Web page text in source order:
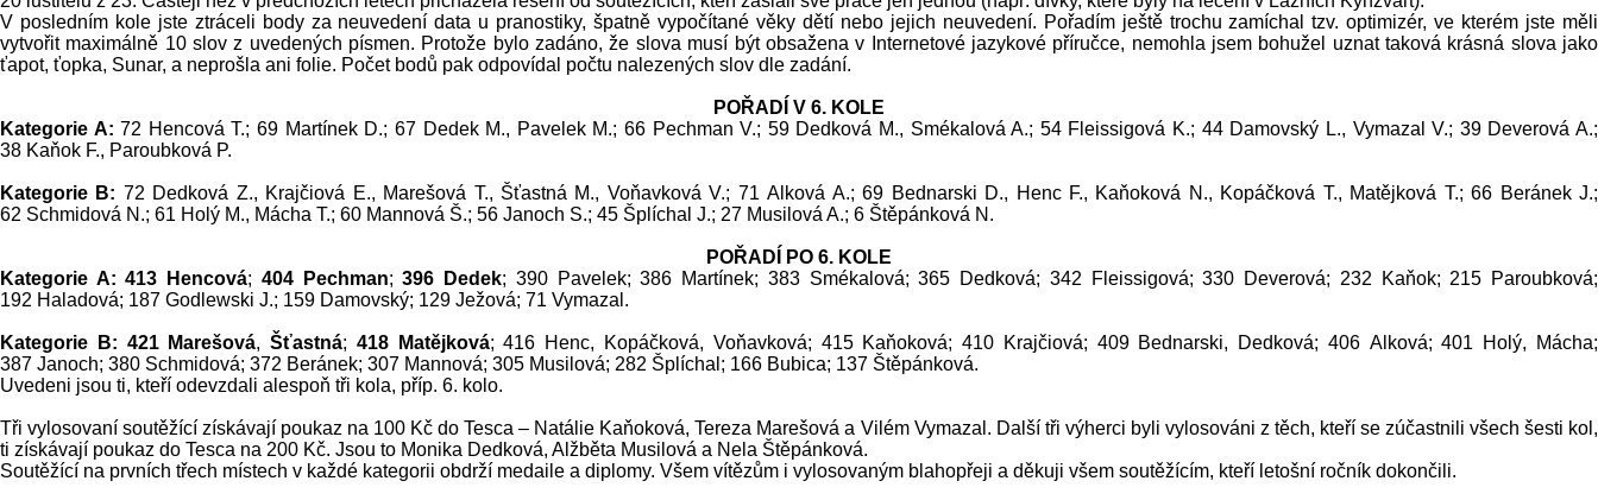
V posledním kole jste ztráceli body za neuvedení data u pranostiky, špatně vypočítané věky dětí nebo jejich neuvedení. Pořadím ještě trochu zamíchal tzv. optimizér, ve kterém jste měli
vytvořit maximálně 10 slov z uvedených písmen. Protože bylo zadáno, že slova musí být obsažena v Internetové jazykové příručce, nemohla jsem bohužel uznat taková krásná slova jako
ťapot, ťopka, Sunar, a neprošla ani folie. Počet bodů pak odpovídal počtu nalezených slov dle zadání.
POŘADÍ V 6. KOLE
Kategorie A: 72 Hencová T.; 69 Martínek D.; 67 Dedek M., Pavelek M.; 66 Pechman V.; 59 Dedková M., Smékalová A.; 54 Fleissigová K.; 44 Damovský L., Vymazal V.; 39 Deverová A.;
38 Kaňok F., Paroubková P.
Kategorie B: 72 Dedková Z., Krajčiová E., Marešová T., Šťastná M., Voňavková V.; 71 Alková A.; 69 Bednarski D., Henc F., Kaňoková N., Kopáčková T., Matějková T.; 66 Beránek J.;
62 Schmidová N.; 61 Holý M., Mácha T.; 60 Mannová Š.; 56 Janoch S.; 45 Šplíchal J.; 27 Musilová A.; 6 Štěpánková N.
POŘADÍ PO 6. KOLE
Kategorie A: 413 Hencová; 404 Pechman;396 Dedek; 390 Pavelek; 386 Martínek; 383 Smékalová; 365 Dedková; 342 Fleissigová; 330 Deverová; 232 Kaňok; 215 Paroubková;
192 Haladová; 187 Godlewski J.; 159 Damovský; 129 Ježová; 71 Vymazal.
Kategorie B: 421 Marešová,Šťastná; 418 Matějková; 416 Henc, Kopáčková, Voňavková; 415 Kaňoková; 410 Krajčiová; 409 Bednarski, Dedková; 406 Alková; 401 Holý, Mácha;
387 Janoch; 380 Schmidová; 372 Beránek; 307 Mannová; 305 Musilová; 282 Šplíchal; 166 Bubica; 137 Štěpánková.
Uvedeni jsou ti, kteří odevzdali alespoň tři kola, příp. 6. kolo.
Tři vylosovaní soutěžící získávají poukaz na 100 Kč do Tesca – Natálie Kaňoková, Tereza Marešová a Vilém Vymazal. Další tři výherci byli vylosováni z těch, kteří se zúčastnili všech šesti kol,
ti získávají poukaz do Tesca na 200 Kč. Jsou to Monika Dedková, Alžběta Musilová a Nela Štěpánková.
Soutěžící na prvních třech místech v každé kategorii obdrží medaile a diplomy. Všem vítězům i vylosovaným blahopřeji a děkuji všem soutěžícím, kteří letošní ročník dokončili.